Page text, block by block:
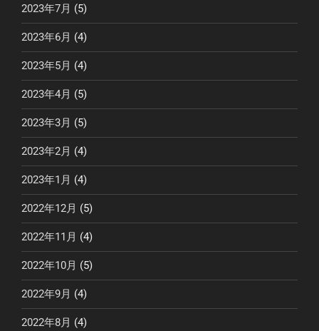
2023年7月 (5)
2023年6月 (4)
2023年5月 (4)
2023年4月 (5)
2023年3月 (5)
2023年2月 (4)
2023年1月 (4)
2022年12月 (5)
2022年11月 (4)
2022年10月 (5)
2022年9月 (4)
2022年8月 (4)